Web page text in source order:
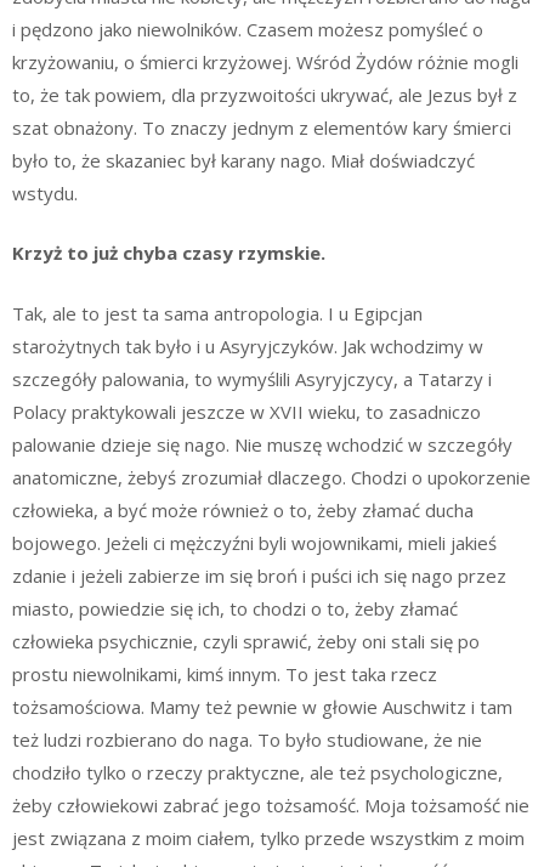
i pędzono jako niewolników. Czasem możesz pomyśleć o
krzyżowaniu, o śmierci krzyżowej. Wśród Żydów różnie mogli
to, że tak powiem, dla przyzwoitości ukrywać, ale Jezus był z
szat obnażony. To znaczy jednym z elementów kary śmierci
było to, że skazaniec był karany nago. Miał doświadczyć
wstydu.
Krzyż to już chyba czasy rzymskie.
Tak, ale to jest ta sama antropologia. I u Egipcjan
starożytnych tak było i u Asyryjczyków. Jak wchodzimy w
szczegóły palowania, to wymyślili Asyryjczycy, a Tatarzy i
Polacy praktykowali jeszcze w XVII wieku, to zasadniczo
palowanie dzieje się nago. Nie muszę wchodzić w szczegóły
anatomiczne, żebyś zrozumiał dlaczego. Chodzi o upokorzenie
człowieka, a być może również o to, żeby złamać ducha
bojowego. Jeżeli ci mężczyźni byli wojownikami, mieli jakieś
zdanie i jeżeli zabierze im się broń i puści ich się nago przez
miasto, powiedzie się ich, to chodzi o to, żeby złamać
człowieka psychicznie, czyli sprawić, żeby oni stali się po
prostu niewolnikami, kimś innym. To jest taka rzecz
tożsamościowa. Mamy też pewnie w głowie Auschwitz i tam
też ludzi rozbierano do naga. To było studiowane, że nie
chodziło tylko o rzeczy praktyczne, ale też psychologiczne,
żeby człowiekowi zabrać jego tożsamość. Moja tożsamość nie
jest związana z moim ciałem, tylko przede wszystkim z moim